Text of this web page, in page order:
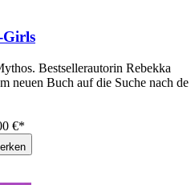
Girls
Bestsellerautorin Rebekka
neuen Buch auf die Suche nach de
€*